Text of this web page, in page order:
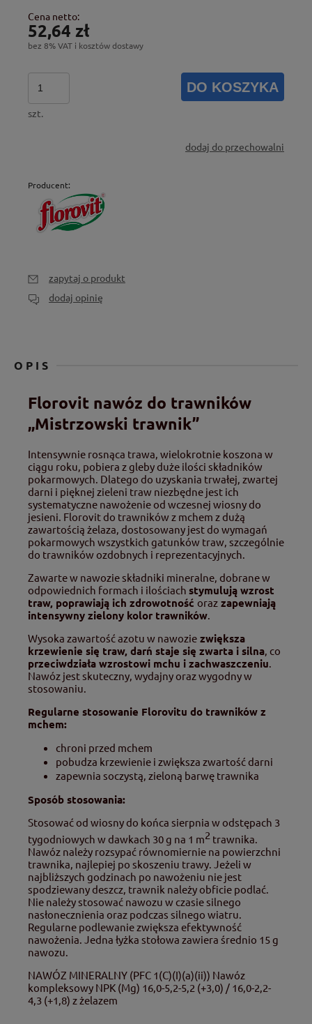
Cena netto:
52,64 zł
bez 8% VAT i kosztów dostawy
szt.
DO KOSZYKA
dodaj do przechowalni
Producent:
zapytaj o produkt
dodaj opinię
OPIS
Florovit nawóz do trawników
„Mistrzowski trawnik”
Intensywnie rosnąca trawa, wielokrotnie koszona w
ciągu roku, pobiera z gleby duże ilości składników
pokarmowych. Dlatego do uzyskania trwałej, zwartej
darni i pięknej zieleni traw niezbędne jest ich
systematyczne nawożenie od wczesnej wiosny do
jesieni. Florovit do trawników z mchem z dużą
zawartością żelaza, dostosowany jest do wymagań
pokarmowych wszystkich gatunków traw, szczególnie
do trawników ozdobnych i reprezentacyjnych.
Zawarte w nawozie składniki mineralne, dobrane w
odpowiednich formach i ilościach stymulują wzrost
traw, poprawiają ich zdrowotność oraz zapewniają
intensywny zielony kolor trawników
Wysoka zawartość azotu w nawozie zwiększa
krzewienie się traw, darń staje się zwarta i silna , co
przeciwdziała wzrostowi mchu i zachwaszczeniu
Nawóz jest skuteczny, wydajny oraz wygodny w
stosowaniu.
Regularne stosowanie Florovitu do trawników z
mchem:
chroni przed mchem
pobudza krzewienie i zwiększa zwartość darni
zapewnia soczystą, zieloną barwę trawnika
Sposób stosowania:
Stosować od wiosny do końca sierpnia w odstępach 3
tygodniowych w dawkach 30 g na 1 m2 trawnika.
Nawóz należy rozsypać równomiernie na powierzchni
trawnika, najlepiej po skoszeniu trawy. Jeżeli w
najbliższych godzinach po nawożeniu nie jest
spodziewany deszcz, trawnik należy obficie podlać.
Nie należy stosować nawozu w czasie silnego
nasłonecznienia oraz podczas silnego wiatru.
Regularne podlewanie zwiększa efektywność
nawożenia. Jedna łyżka stołowa zawiera średnio 15 g
nawozu.
NAWÓZ MINERALNY (PFC 1(C)(I)(a)(ii)) Nawóz
kompleksowy NPK (Mg) 16,0-5,2-5,2 (+3,0) / 16,0-2,2-
4,3 (+1,8) z żelazem